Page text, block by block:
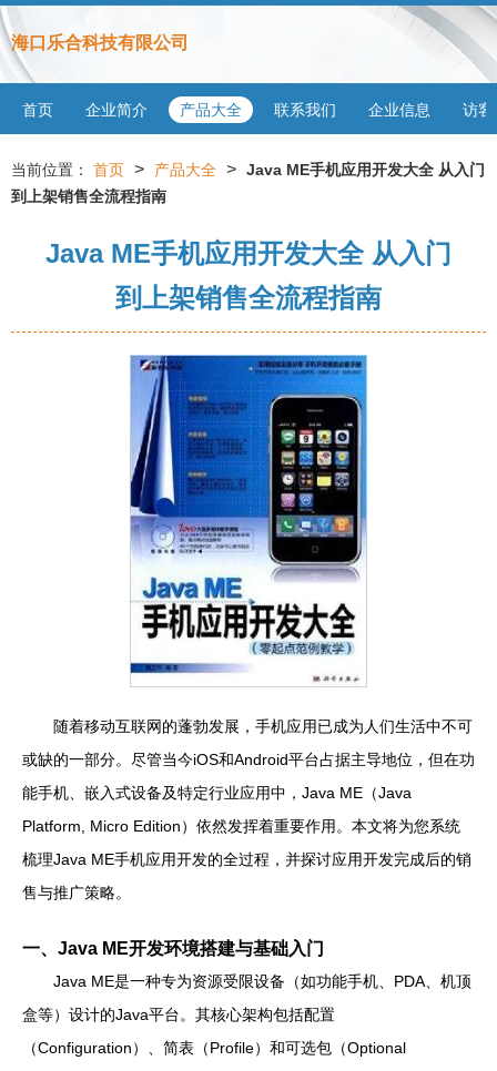
海口乐合科技有限公司
首页 企业简介 产品大全 联系我们 企业信息 访客
当前位置： 首页 > 产品大全 > Java ME手机应用开发大全 从入门
到上架销售全流程指南
Java ME手机应用开发大全 从入门
到上架销售全流程指南
随着移动互联网的蓬勃发展，手机应用已成为人们生活中不可
或缺的一部分。尽管当今iOS和Android平台占据主导地位，但在功
能手机、嵌入式设备及特定行业应用中，Java ME（Java
Platform, Micro Edition）依然发挥着重要作用。本文将为您系统
梳理Java ME手机应用开发的全过程，并探讨应用开发完成后的销
售与推广策略。
一、Java ME开发环境搭建与基础入门
Java ME是一种专为资源受限设备（如功能手机、PDA、机顶
盒等）设计的Java平台。其核心架构包括配置
（Configuration）、简表（Profile）和可选包（Optional